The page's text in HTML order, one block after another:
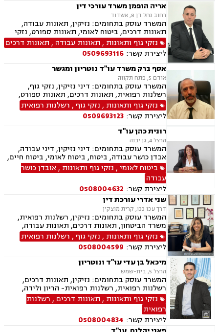
אריה הופמן משרד עורכי דין
רחוב נחל דן 8, אשדוד
המשרד עוסק בתחומים: נזיקין, תאונות עבודה,
תאונות דרכים, ביטוח לאומי, תאונות ספורט, נזקי
גוף, דיני ביטוח, רשלנות רפואית, דיני צבא ובטחון,
ירושות וצוואות
נזקי גוף ותאונות , תאונות עבודה , תאונות דרכים
ליצירת קשר: 0509693116
אסף ברק משרד עו"ד נוטריון ומגשר
אודם 5, פתח תקווה
המשרד עוסק בתחומים: דיני נזיקין, נזקי גוף,
רשלנות רפואית, תאונות דרכים, תאונות ספורט,
תאונות עבודה, אבדן כושר עבודה , ביטוח לאומי,
ביטוח חיים , ביטוח סיעודי , דיני ביטוח, נוטריון, נכי
צה"ל, תאונות תלמידים ותאונות עקב רשלנות.
נזקי גוף ותאונות , נזקי גוף , רשלנות רפואית
ליצירת קשר: 0509693123
רונית כהן עו"ד
הרצל 4, גן יבנה
המשרד עוסק בתחומים: דיני נזיקין, דיני עבודה,
אבדן כושר עבודה, ביטוח, ביטוח לאומי, ביטוח חיים,
ביטוח סיעודי, נהיגה בשיכרות, תאונות ספורט,
תאונות דרכים, ירושות וצוואות, מגשרים, רשויות
מקומיות וזכויות רפואיות.
ביטוח לאומי, נזקי גוף ותאונות ,אובדן כושר
עבודה
ליצירת קשר: 0508004632
שני אדרי עורכת דין
דרך עכו 133, קרית מוצקין
המשרד עוסק בתחומים: נזיקין, רשלנות רפואית,
משרד הביטחון, תאונות דרכים, תאונות עבודה,
פשיטת רגל, ירושות וצוואות, ביטוח חיים , דיני
ביטוח.
נזקי גוף ותאונות , נזקי גוף , רשלנות רפואית
ליצירת קשר: 0508004599
מיכאל בן עדי עו"ד ונוטריון
הרצל 5, בית-שמש
המשרד עוסק בתחומים: נזיקין, תאונות דרכים,
רשלנות רפואית, רשלנות רפואית- הריון ולידה,
תאונות עבודה, נזקי גוף, תאונות ספורט, אבדן כושר
עבודה , דיני ביטוח, דיני עבודה, דיני מקרקעין,
עסקאות מכר דירה, נוטריון.
נזקי גוף ותאונות , תאונות דרכים , רשלנות
רפואית
ליצירת קשר: 0508004834